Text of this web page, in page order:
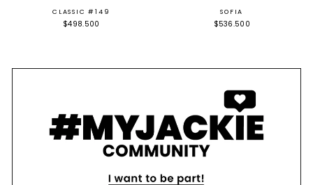
CLASSIC #149
$498.500
SOFIA
$536.500